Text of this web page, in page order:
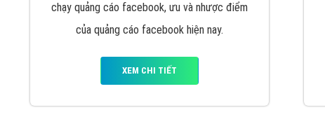
chạy quảng cáo facebook, ưu và nhược điểm
của quảng cáo facebook hiện nay.
XEM CHI TIẾT